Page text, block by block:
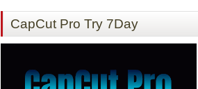
CapCut Pro Try 7Day